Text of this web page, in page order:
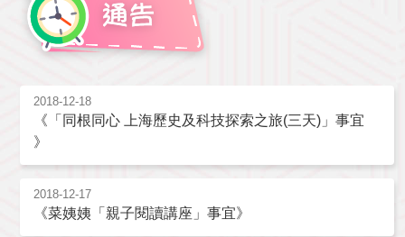
2018-12-18
《「同根同心 上海歷史及科技探索之旅(三天)」事宜
》
2018-12-17
《菜姨姨「親子閱讀講座」事宜》